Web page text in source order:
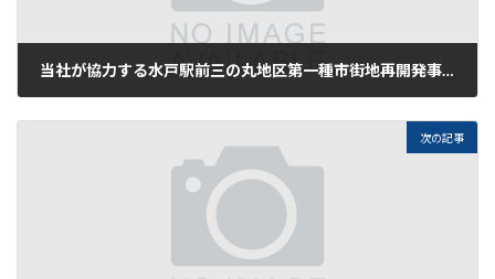
当社が協力する水戸駅前三の丸地区第一種市街地再開発事業 権利変換計画作成業務委託について、2023年3月24日の都市計画情報に掲載されました。
次の記事